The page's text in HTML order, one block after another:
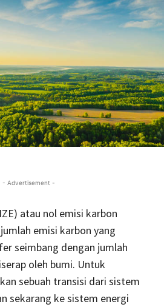
- Advertisement -
atau nol emisi karbon
emisi karbon yang
seimbang dengan jumlah
oleh bumi. Untuk
sebuah transisi dari sistem
sekarang ke sistem energi